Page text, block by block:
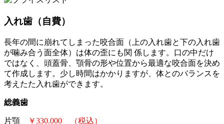
入れ歯（自費）
長年の間に崩れてしまった咬合面（上の入れ歯と下の入れ歯
が噛み合う面全体）は体の歪にも関 係し ます。 口の中だけ
ではなく、 頭蓋骨、顎骨の形や位置から最適な咬合面を決め
て作成します。少し時間はかかりますが、体とのバランスを
考えたた入れ歯ができます。
総義歯
片顎
￥330.000 （税込）